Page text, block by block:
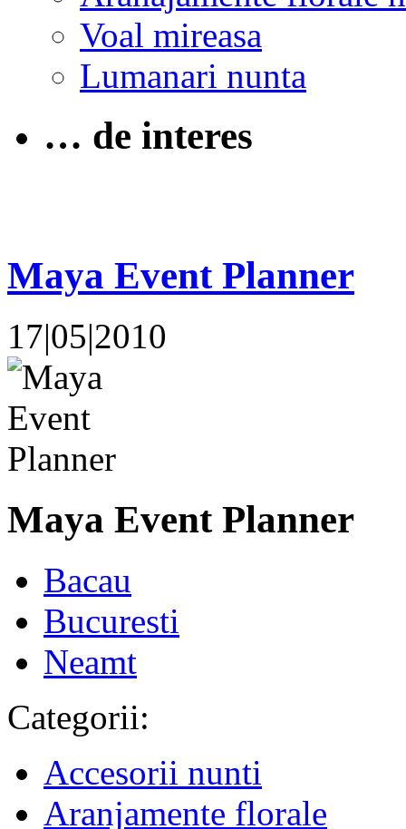
Voal mireasa
Lumanari nunta
… de interes
Maya Event Planner
17|05|2010
Maya Event Planner
Bacau
Bucuresti
Neamt
Categorii:
Accesorii nunti
Aranjamente florale